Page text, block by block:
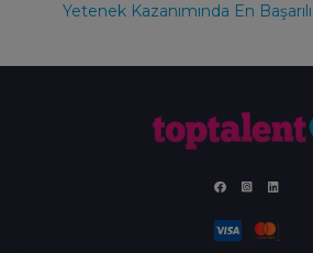
Yetenek Kazanımında En